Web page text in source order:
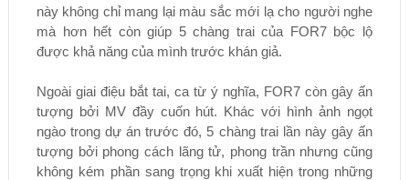
này không chỉ mang lại màu sắc mới lạ cho người nghe
mà hơn hết còn giúp 5 chàng trai của FOR7 bộc lộ
được khả năng của mình trước khán giả.
Ngoài giai điệu bắt tai, ca từ ý nghĩa, FOR7 còn gây ấn
tượng bởi MV đầy cuốn hút. Khác với hình ảnh ngọt
ngào trong dự án trước đó, 5 chàng trai lần này gây ấn
tượng bởi phong cách lãng tử, phong trần nhưng cũng
không kém phần sang trọng khi xuất hiện trong những